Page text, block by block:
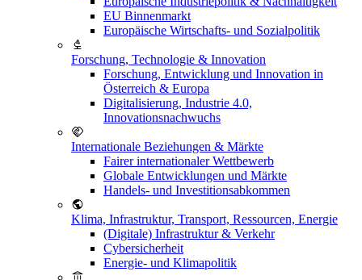
EU Binnenmarkt
Europäische Wirtschafts- und Sozialpolitik
Forschung, Technologie & Innovation
Forschung, Entwicklung und Innovation in
Österreich & Europa
Digitalisierung, Industrie 4.0,
Innovationsnachwuchs
Internationale Beziehungen & Märkte
Fairer internationaler Wettbewerb
Globale Entwicklungen und Märkte
Handels- und Investitionsabkommen
Klima, Infrastruktur, Transport, Ressourcen, Energie
(Digitale) Infrastruktur & Verkehr
Cybersicherheit
Energie- und Klimapolitik